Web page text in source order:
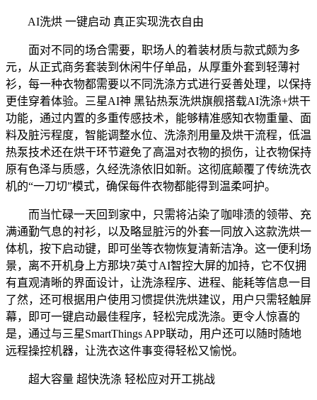
AI洗烘 一键启动 真正实现洗衣自由
面对不同的场合需要，职场人的着装材质与款式颇为多
元，从正式商务套装到休闲牛仔单品，从厚重外套到轻薄衬
衫，每一种衣物都需要以不同洗涤方式进行妥善处理，以保持
更佳穿着体验。三星AI神 黑钻热泵洗烘旗舰搭载AI洗涤+烘干
功能，通过内置的多重传感技术，能够精准感知衣物重量、面
料及脏污程度，智能调整水位、洗涤剂用量及烘干流程，低温
热泵技术还在烘干环节避免了高温对衣物的损伤，让衣物保持
原有色泽与质感，久经洗涤依旧如新。这彻底颠覆了传统洗衣
机的“一刀切”模式，确保每件衣物都能得到温柔呵护。
而当忙碌一天回到家中，只需将沾染了咖啡渍的领带、充
满通勤气息的衬衫，以及略显脏污的外套一同放入这款洗烘一
体机，按下启动键，即可坐等衣物恢复清新洁净。这一便利场
景，离不开机身上方那块7英寸AI智控大屏的加持，它不仅拥
有直观清晰的界面设计，让洗涤程序、进程、能耗等信息一目
了然，还可根据用户使用习惯提供洗烘建议，用户只需轻触屏
幕，即可一键启动最佳程序，轻松完成洗涤。更令人惊喜的
是，通过与三星SmartThings APP联动，用户还可以随时随地
远程操控机器，让洗衣这件事变得轻松又愉悦。
超大容量 超快洗涤 轻松应对开工挑战